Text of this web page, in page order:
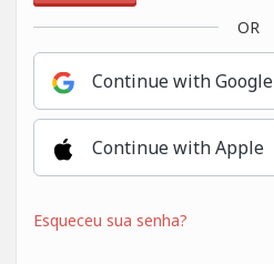
OR
Continue with Google
Continue with Apple
Esqueceu sua senha?